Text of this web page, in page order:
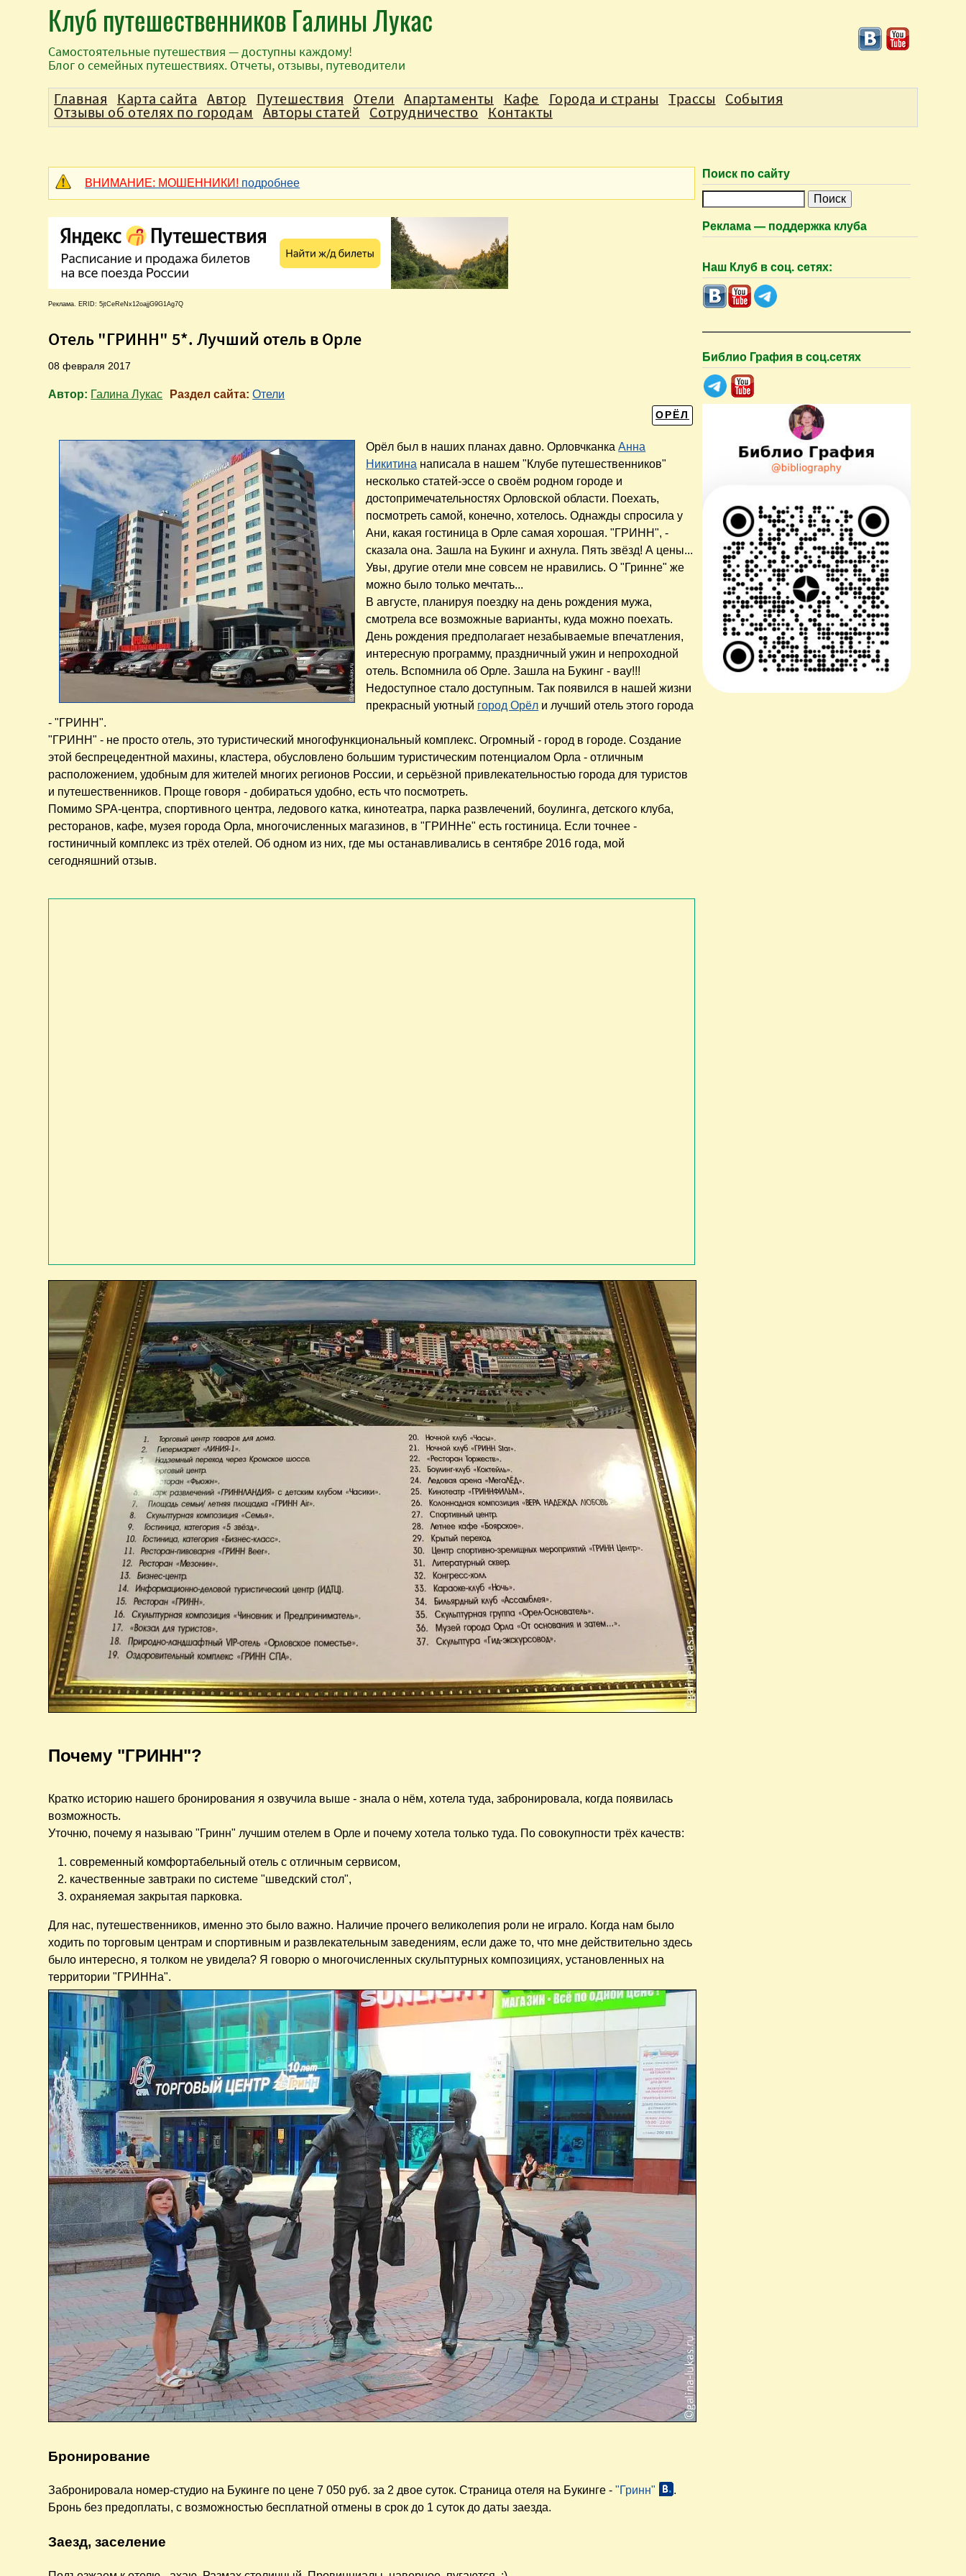
Клуб путешественников Галины Лукас
Самостоятельные путешествия — доступны каждому!
Блог о семейных путешествиях. Отчеты, отзывы, путеводители
ВНИМАНИЕ: МОШЕННИКИ! подробнее
Реклама. ERID: 5jtCeReNx12oajjG9G1Ag7Q
Отель "ГРИНН" 5*. Лучший отель в Орле
08 февраля 2017
Автор: Галина Лукас Раздел сайта:Отели
ОРЁЛ
Орёл был в наших планах давно. ОрловчканкаАнна
Никитина написала в нашем "Клубе путешественников"
несколько статей-эссе о своём родном городе и
достопримечательностях Орловской области. Поехать,
посмотреть самой, конечно, хотелось. Однажды спросила у
Ани, какая гостиница в Орле самая хорошая. "ГРИНН", -
сказала она. Зашла на Букинг и ахнула. Пять звёзд! А цены...
Увы, другие отели мне совсем не нравились. О "Гринне" же
можно было только мечтать...
В августе, планируя поездку на день рождения мужа,
смотрела все возможные варианты, куда можно поехать.
День рождения предполагает незабываемые впечатления,
интересную программу, праздничный ужин и непроходной
отель. Вспомнила об Орле. Зашла на Букинг - вау!!!
Недоступное стало доступным. Так появился в нашей жизни
прекрасный уютный город Орёл и лучший отель этого города
- "ГРИНН".
"ГРИНН" - не просто отель, это туристический многофункциональный комплекс. Огромный - город в городе. Создание
этой беспрецедентной махины, кластера, обусловлено большим туристическим потенциалом Орла - отличным
расположением, удобным для жителей многих регионов России, и серьёзной привлекательностью города для туристов
и путешественников. Проще говоря - добираться удобно, есть что посмотреть.
Помимо SPA-центра, спортивного центра, ледового катка, кинотеатра, парка развлечений, боулинга, детского клуба,
ресторанов, кафе, музея города Орла, многочисленных магазинов, в "ГРИННе" есть гостиница. Если точнее -
гостиничный комплекс из трёх отелей. Об одном из них, где мы останавливались в сентябре 2016 года, мой
сегодняшний отзыв.
Почему "ГРИНН"?
Кратко историю нашего бронирования я озвучила выше - знала о нём, хотела туда, забронировала, когда появилась
возможность.
Уточню, почему я называю "Гринн" лучшим отелем в Орле и почему хотела только туда. По совокупности трёх качеств:
современный комфортабельный отель с отличным сервисом,
качественные завтраки по системе "шведский стол",
охраняемая закрытая парковка.
Для нас, путешественников, именно это было важно. Наличие прочего великолепия роли не играло. Когда нам было
ходить по торговым центрам и спортивным и развлекательным заведениям, если даже то, что мне действительно здесь
было интересно, я толком не увидела? Я говорю о многочисленных скульптурных композициях, установленных на
территории "ГРИННа".
Бронирование
Забронировала номер-студио на Букинге по цене 7 050 руб. за 2 двое суток. Страница отеля на Букинге -"Гринн"
.
Бронь без предоплаты, с возможностью бесплатной отмены в срок до 1 суток до даты заезда.
Заезд, заселение
Главная Карта сайта Автор Путешествия Отели Апартаменты Кафе Города и страны Трассы События
Отзывы об отелях по городам Авторы статей Сотрудничество Контакты
Поиск по сайту
и
к
Реклама — поддержка клуба
Наш Клуб в соц. сетях:
Библио Графия в соц.сетях